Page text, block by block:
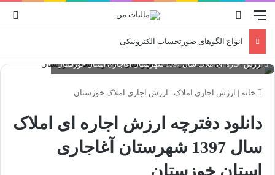
منو
انواع الگوهای صورتحساب الکترونیکی
ارزش اجاره ای املاک سال 1397 شهرستان آغاجاری استان خوزستان
خانه | ارزش اجاری املاک | ارزش اجاری املاک خوزستان
دانلود دفترچه ارزش اجاره ای املاک
سال 1397 شهرستان آغاجاری
استان خوزستان